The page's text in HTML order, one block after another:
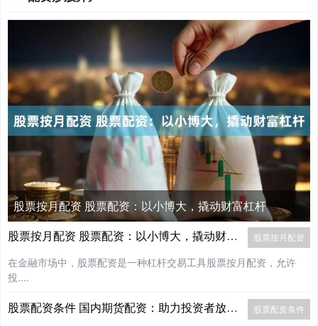
股票按月配资 股票配资：以小博大，撬动财富杠杆
股票按月配资
股票按月配资 股票配资：以小博大，撬动财富杠杆
在金融市场中，股票配资是一种杠杆交易工具股票按月配资，允许
投....
股票配资条件
股票配资条件 国内期货配资：助力投资者放大收益